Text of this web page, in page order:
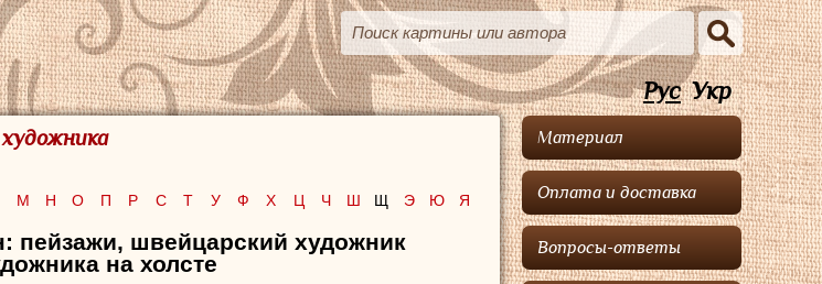
Рус Укр
М Н О П Р С Т У Ф Х Ц Ч Ш Щ Э Ю Я
пейзажи, швейцарский художник
на холсте
Материал
Оплата и доставка
Вопросы-ответы